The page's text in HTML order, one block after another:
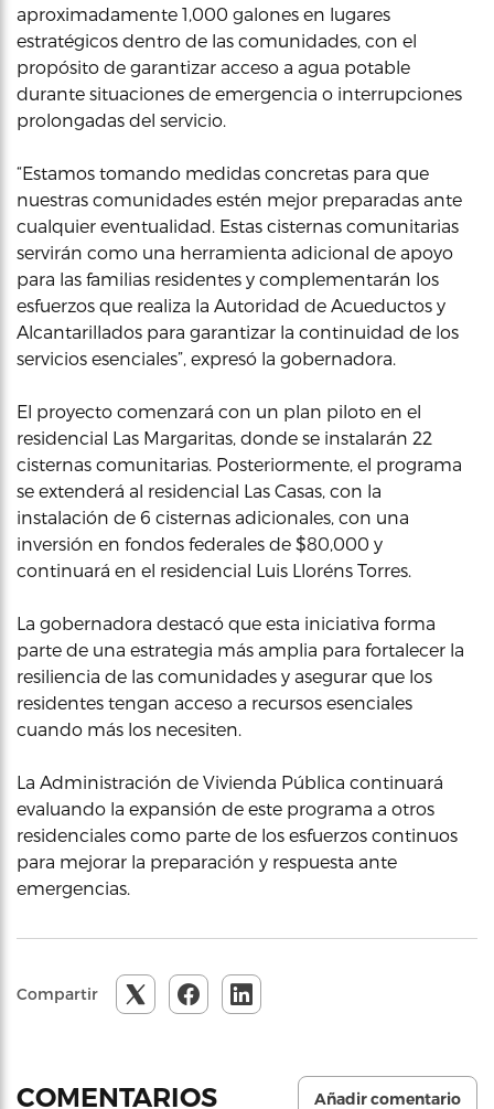
aproximadamente 1,000 galones en lugares
estratégicos dentro de las comunidades, con el
propósito de garantizar acceso a agua potable
durante situaciones de emergencia o interrupciones
prolongadas del servicio.
“Estamos tomando medidas concretas para que
nuestras comunidades estén mejor preparadas ante
cualquier eventualidad. Estas cisternas comunitarias
servirán como una herramienta adicional de apoyo
para las familias residentes y complementarán los
esfuerzos que realiza la Autoridad de Acueductos y
Alcantarillados para garantizar la continuidad de los
servicios esenciales”, expresó la gobernadora.
El proyecto comenzará con un plan piloto en el
residencial Las Margaritas, donde se instalarán 22
cisternas comunitarias. Posteriormente, el programa
se extenderá al residencial Las Casas, con la
instalación de 6 cisternas adicionales, con una
inversión en fondos federales de $80,000 y
continuará en el residencial Luis Lloréns Torres.
La gobernadora destacó que esta iniciativa forma
parte de una estrategia más amplia para fortalecer la
resiliencia de las comunidades y asegurar que los
residentes tengan acceso a recursos esenciales
cuando más los necesiten.
La Administración de Vivienda Pública continuará
evaluando la expansión de este programa a otros
residenciales como parte de los esfuerzos continuos
para mejorar la preparación y respuesta ante
emergencias.
Compartir
COMENTARIOS Añadir comentario